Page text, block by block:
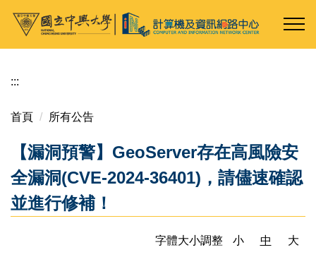
跳
內
區
:::
首頁 所有公告
【漏洞預警】GeoServer存在高風險安
全漏洞(CVE-2024-36401)，請儘速確認
並進行修補！
字體大小調整 小 中
大